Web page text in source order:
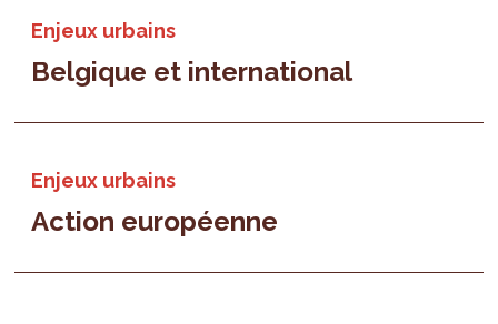
Enjeux urbains
Belgique et international
Enjeux urbains
Action européenne